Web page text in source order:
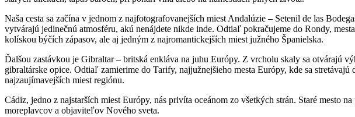
Naša cesta sa začína v jednom z najfotografovanejších miest Andalúzie – Setenil de las
vytvárajú jedinečnú atmosféru, akú nenájdete nikde inde. Odtiaľ pokračujeme do Rondy,
kolískou býčích zápasov, ale aj jedným z najromantickejších miest južného Španielska.
Ďalšou zastávkou je Gibraltar – britská enkláva na juhu Európy. Z vrcholu skaly sa otvárajú
gibraltárske opice. Odtiaľ zamierime do Tarify, najjužnejšieho mesta Európy, kde sa
najzaujímavejších miest regiónu.
Cádiz, jedno z najstarších miest Európy, nás privíta oceánom zo všetkých strán. Staré mesto
moreplavcov a objaviteľov Nového sveta.